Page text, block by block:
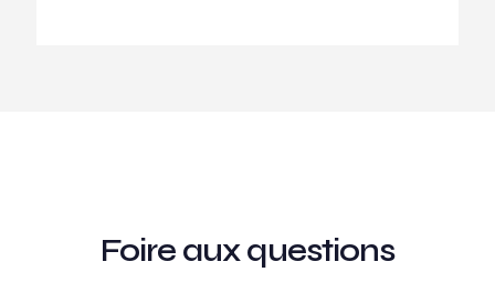
Foire aux questions